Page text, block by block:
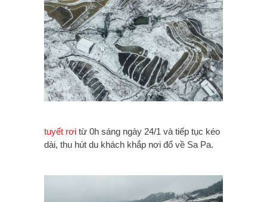
tuyết rơi từ 0h sáng ngày 24/1 và tiếp tục kéo
dài, thu hút du khách khắp nơi đổ về Sa Pa.